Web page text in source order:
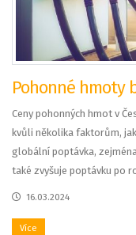
Pohonné hmoty
Ceny pohonných hmot v
kvůli několika faktorům,
globální poptávka,
také zvyšuje poptávku po
16.03.2024
Více